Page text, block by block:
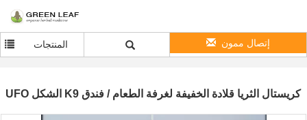
المنتجات إتصال ممون
UFO الشكل K9 كريستال الثريا قلادة الخفيفة لغرفة الطعام / فندق